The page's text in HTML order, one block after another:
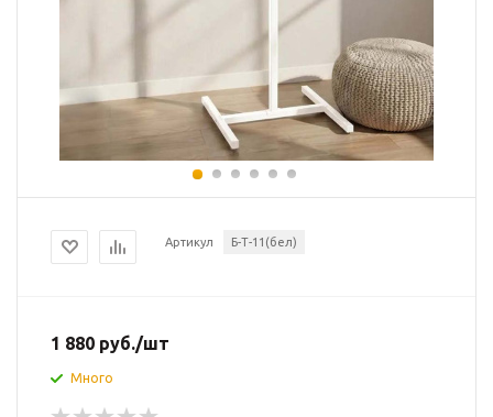
Артикул Б-Т-11(бел)
1 880 руб./шт
Много